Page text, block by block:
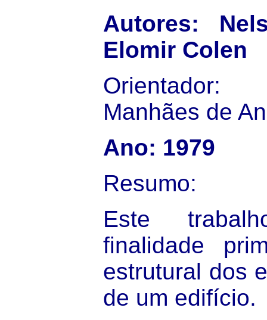
Autores:
Elomir Colen
Manhães de
Ano: 1979
Resumo:
Este
finalidade
estrutural dos
de um edifício.